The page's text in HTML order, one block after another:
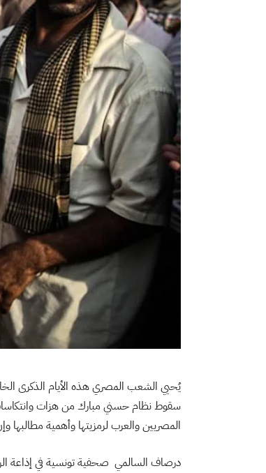
المصريين والعرب لرمزيتها وأهمية
درصاف السالمي صحفية تونسية في إذاعة